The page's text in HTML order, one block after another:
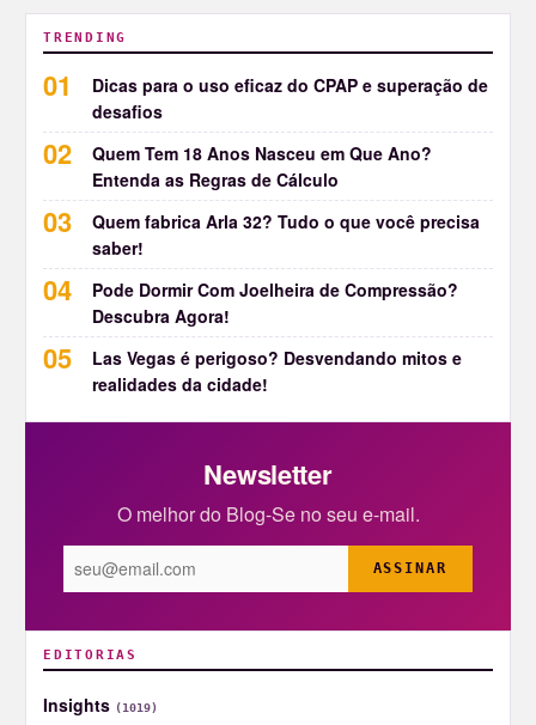
TRENDING
Dicas para o uso eficaz do CPAP e superação de
desafios
Quem Tem 18 Anos Nasceu em Que Ano?
Entenda as Regras de Cálculo
Quem fabrica Arla 32? Tudo o que você precisa
saber!
Pode Dormir Com Joelheira de Compressão?
Descubra Agora!
Las Vegas é perigoso? Desvendando mitos e
realidades da cidade!
Newsletter
O melhor do Blog-Se no seu e-mail.
ASSINAR
EDITORIAS
Insights (1019)